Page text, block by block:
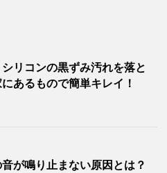
シリコンの黒ずみ汚れを落と
あるもので簡単キレイ！
が鳴り止まない原因とは？